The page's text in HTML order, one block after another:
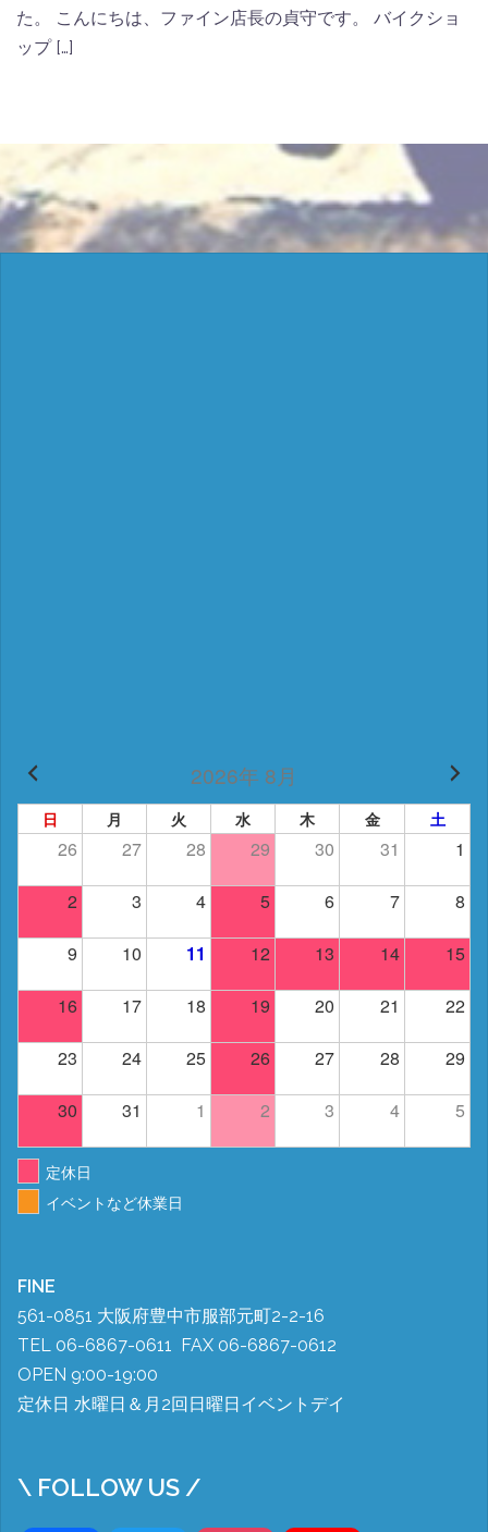
た。 こんにちは、ファイン店長の貞守です。 バイクショ
ップ […]
2026年 8月
日 月 火 水 木 金 土
26 27 28 29 30 31 1
2 3 4 5 6 7 8
9 10 11 12 13 14 15
16 17 18 19 20 21 22
23 24 25 26 27 28 29
30 31 1 2 3 4 5
定休日
イベントなど休業日
FINE
561-0851 大阪府豊中市服部元町2-2-16
TEL 06-6867-0611 FAX 06-6867-0612
OPEN 9:00-19:00
定休日 水曜日＆月2回日曜日イベントデイ
\ FOLLOW US /